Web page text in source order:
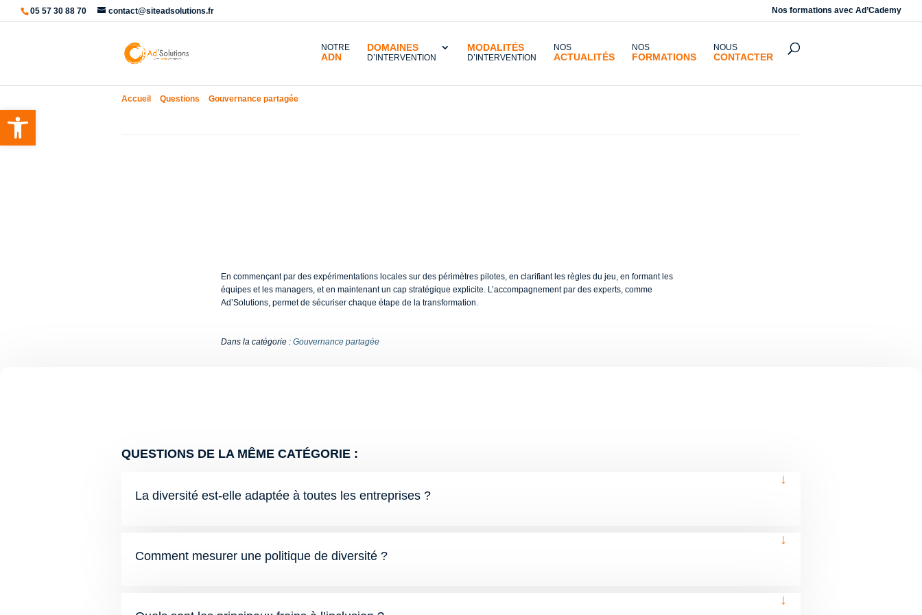
Ouvrir la barre d’outils
05 57 30 88 70 contact@siteadsolutions.fr Nos formations avec Ad’Cademy
NOTRE
ADN
DOMAINES
D’INTERVENTION
MODALITÉS
D’INTERVENTION
NOS
ACTUALITÉS
NOS
FORMATIONS
NOUS
CONTACTER
Accueil Questions Gouvernance partagée
En commençant par des expérimentations locales sur des périmètres pilotes, en clarifiant les règles du jeu, en formant les
équipes et les managers, et en maintenant un cap stratégique explicite. L’accompagnement par des experts, comme
Ad’Solutions, permet de sécuriser chaque étape de la transformation.
Dans la catégorie : Gouvernance partagée
QUESTIONS DE LA MÊME CATÉGORIE :
La diversité est-elle adaptée à toutes les entreprises ?
↓
Comment mesurer une politique de diversité ?
↓
↓